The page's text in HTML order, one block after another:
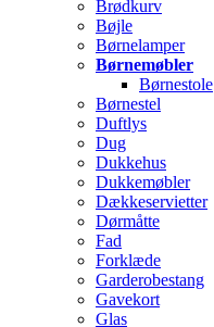
Brødkurv
Bøjle
Børnelamper
Børnemøbler
Børnestole
Børnestel
Duftlys
Dug
Dukkehus
Dukkemøbler
Dækkeservietter
Dørmåtte
Fad
Forklæde
Garderobestang
Gavekort
Glas